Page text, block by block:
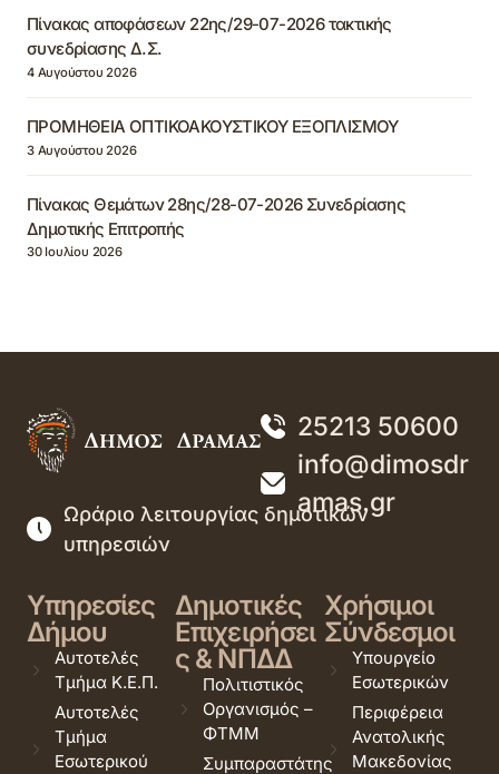
Πίνακας αποφάσεων 22ης/29-07-2026 τακτικής
συνεδρίασης Δ.Σ.
4 Αυγούστου 2026
ΠΡΟΜΗΘΕΙΑ ΟΠΤΙΚΟΑΚΟΥΣΤΙΚΟΥ ΕΞΟΠΛΙΣΜΟΥ
3 Αυγούστου 2026
Πίνακας Θεμάτων 28ης/28-07-2026 Συνεδρίασης
Δημοτικής Επιτροπής
30 Ιουλίου 2026
25213 50600
info@dimosdr
amas.gr
Ωράριο λειτουργίας δημοτικών
υπηρεσιών
Υπηρεσίες
Δήμου
Αυτοτελές
Τμήμα Κ.Ε.Π.
Αυτοτελές
Τμήμα
Εσωτερικού
Δημοτικές
Επιχειρήσει
ς & ΝΠΔΔ
Πολιτιστικός
Οργανισμός –
ΦΤΜΜ
Συμπαραστάτης
Χρήσιμοι
Σύνδεσμοι
Υπουργείο
Εσωτερικών
Περιφέρεια
Ανατολικής
Μακεδονίας